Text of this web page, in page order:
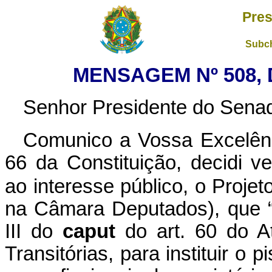
MENSAGEM Nº
Senhor Presidente do
Comunico a Vossa
66 da Constituição, decidi
ao interesse público, o
na Câmara Deputados), que
III do caput do art. 60 do
Transitórias, para instituir o